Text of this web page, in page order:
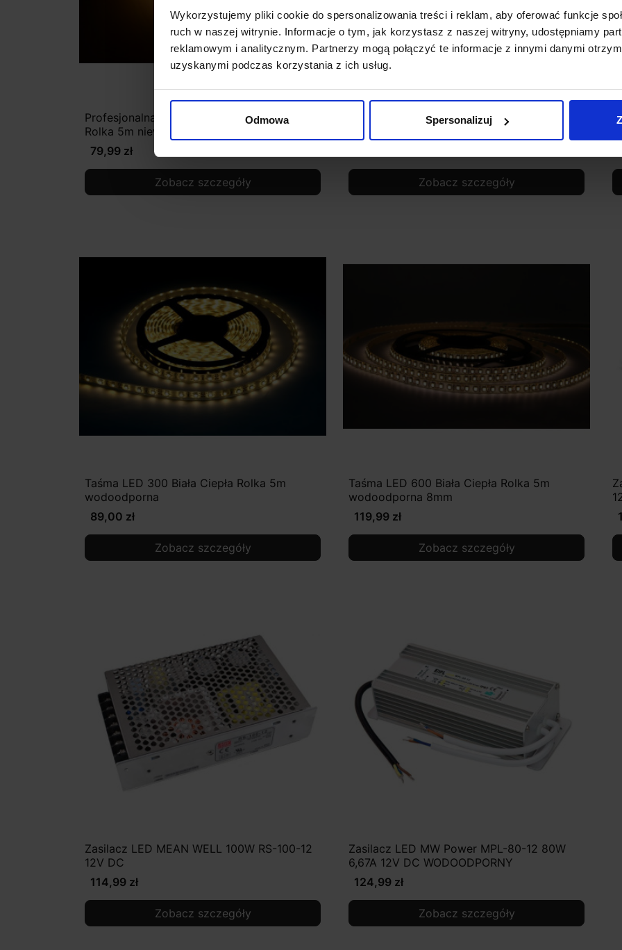
Wykorzystujemy pliki cookie do spersonalizowania treści i reklam, aby oferować funkcje
ruch w naszej witrynie. Informacje o tym, jak korzystasz z naszej witryny, udostępniamy
reklamowym i analitycznym. Partnerzy mogą połączyć te informacje z innymi danymi
uzyskanymi podczas korzystania z ich usług.
Odmowa Spersonalizuj
Profesjonalna taśma LED 300 Biała Ciepła
Rolka 5m niewodoodporna
79,99 zł
Zobacz szczegóły
Profesjonalna taśma LED 300 Biała Ciepła
Zobacz szczegóły
Taśma LED 300 Biała Ciepła Rolka 5m
wodoodporna
89,00 zł
Zobacz szczegóły
Taśma LED 600 Biała Ciepła Rolka 5m
wodoodporna 8mm
119,99 zł
Zobacz szczegóły
Zasilacz LED MEAN WELL 100W RS-100-12
12V DC
114,99 zł
Zobacz szczegóły
Zasilacz LED MW Power MPL-80-12 80W
6,67A 12V DC WODOODPORNY
124,99 zł
Zobacz szczegóły